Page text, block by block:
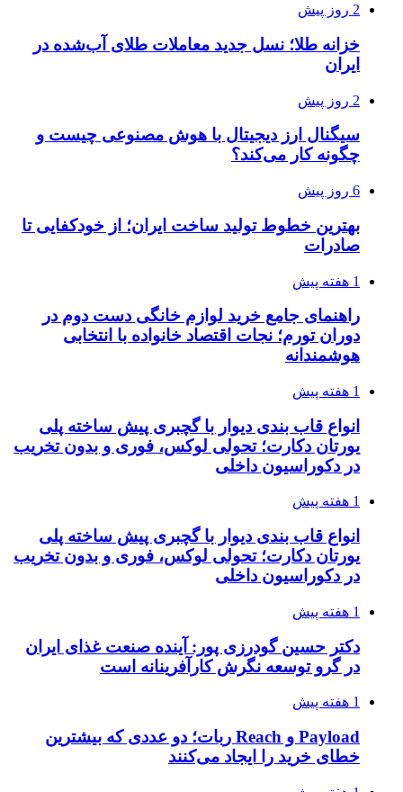
2 روز پیش
خزانه طلا؛ نسل جدید معاملات طلای آب‌شده در
ایران
2 روز پیش
سیگنال ارز دیجیتال با هوش مصنوعی چیست و
چگونه کار می‌کند؟
6 روز پیش
بهترین خطوط تولید ساخت ایران؛ از خودکفایی تا
صادرات
1 هفته پیش
راهنمای جامع خرید لوازم خانگی دست دوم در
دوران تورم؛ نجات اقتصاد خانواده با انتخابی
هوشمندانه
1 هفته پیش
انواع قاب بندی دیوار با گچبری پیش ساخته پلی
یورتان دکارت؛ تحولی لوکس، فوری و بدون تخریب
در دکوراسیون داخلی
1 هفته پیش
انواع قاب بندی دیوار با گچبری پیش ساخته پلی
یورتان دکارت؛ تحولی لوکس، فوری و بدون تخریب
در دکوراسیون داخلی
1 هفته پیش
دکتر حسین گودرزی پور: آینده صنعت غذای ایران
در گرو توسعه نگرش کارآفرینانه است
1 هفته پیش
Payload و Reach ربات؛ دو عددی که بیشترین
خطای خرید را ایجاد می‌کنند